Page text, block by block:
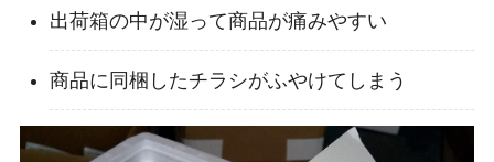
出荷箱の中が湿って商品が痛みやすい
商品に同梱したチラシがふやけてしまう